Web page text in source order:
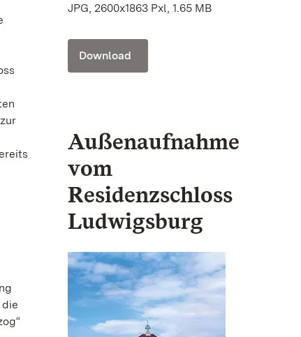
JPG, 2600x1863 Pxl, 1.65 MB
Download
Außenaufnahme
vom
Residenzschloss
Ludwigsburg